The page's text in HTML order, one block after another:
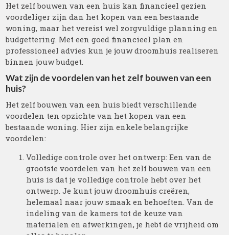
Het zelf bouwen van een huis kan financieel gezien
voordeliger zijn dan het kopen van een bestaande
woning, maar het vereist wel zorgvuldige planning en
budgettering. Met een goed financieel plan en
professioneel advies kun je jouw droomhuis realiseren
binnen jouw budget.
Wat zijn de voordelen van het zelf bouwen van een
huis?
Het zelf bouwen van een huis biedt verschillende
voordelen ten opzichte van het kopen van een
bestaande woning. Hier zijn enkele belangrijke
voordelen:
Volledige controle over het ontwerp: Een van de
grootste voordelen van het zelf bouwen van een
huis is dat je volledige controle hebt over het
ontwerp. Je kunt jouw droomhuis creëren,
helemaal naar jouw smaak en behoeften. Van de
indeling van de kamers tot de keuze van
materialen en afwerkingen, je hebt de vrijheid om